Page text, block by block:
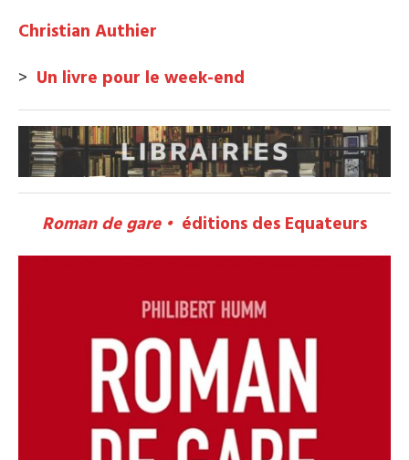
Christian Authier
> Un livre pour le week-end
Roman de gare • éditions des Equateurs